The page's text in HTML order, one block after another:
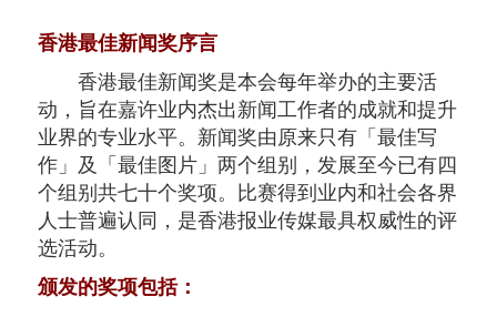
香港最佳新闻奖序言
香港最佳新闻奖是本会每年举办的主要活
动，旨在嘉许业内杰出新闻工作者的成就和提升
业界的专业水平。新闻奖由原来只有「最佳写
作」及「最佳图片」两个组别，发展至今已有四
个组别共七十个奖项。比赛得到业内和社会各界
人士普遍认同，是香港报业传媒最具权威性的评
选活动。
颁发的奖项包括：